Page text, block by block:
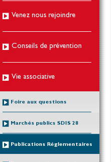
Venez nous rejoindre
Conseils de prévention
Vie associative
Foire aux questions
Marchés publics SDIS 28
Publications Réglementaires